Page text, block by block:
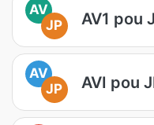
AV
JP
AV1 pou
AV
JP
AVI pou